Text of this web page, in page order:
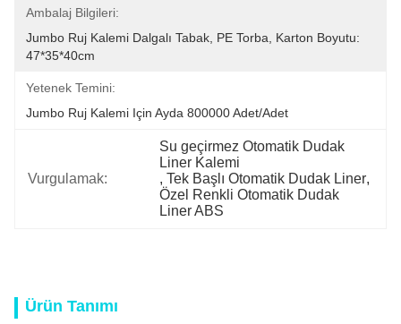
Ambalaj Bilgileri:
Jumbo Ruj Kalemi Dalgalı Tabak, PE Torba, Karton Boyutu:
47*35*40cm
Yetenek Temini:
Jumbo Ruj Kalemi Için Ayda 800000 Adet/Adet
Vurgulamak:
Su geçirmez Otomatik Dudak
Liner Kalemi
, Tek Başlı Otomatik Dudak Liner
Özel Renkli Otomatik Dudak
Liner ABS
Ürün Tanımı